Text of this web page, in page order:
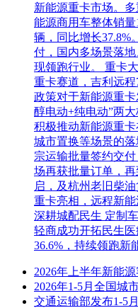
新能源重卡市场。
能源商用车整体销量
辆，同比增长37.8%
付，国内多场景落
现领跑行业。 重卡
重卡赛道，吉利远
政策对于新能源重
醇电动+纯电动”两
积极推动新能源重卡
城市置换等场景的
宗运输批量签约交
场再获批量订单，
启，及杭州老旧柴
重卡亮相，远程新
深耕城配民生 定制
轻商成功开拓民生
36.6%，持续领跑新
2026年上半年新能
2026年1-5月全国城
交通运输部发布1-5